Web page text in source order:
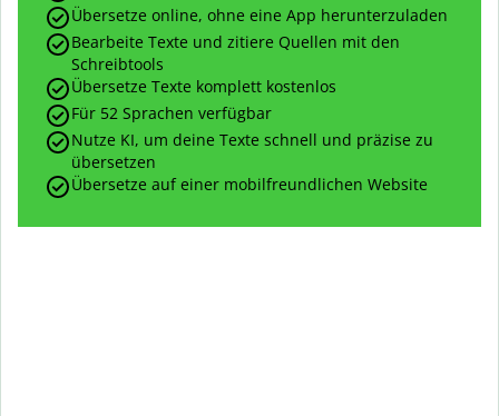
Übersetze online, ohne eine App herunterzuladen
Bearbeite Texte und zitiere Quellen mit den
Schreibtools
Übersetze Texte komplett kostenlos
Für 52 Sprachen verfügbar
Nutze KI, um deine Texte schnell und präzise zu
übersetzen
Übersetze auf einer mobilfreundlichen Website